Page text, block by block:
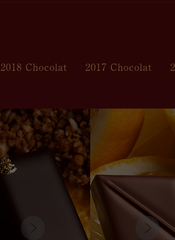
2018 Chocolat 2017 Chocolat